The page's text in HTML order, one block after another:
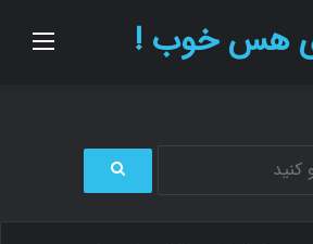
هس خوب !
ج